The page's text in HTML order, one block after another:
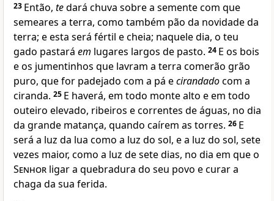
23 Então, tedará chuva sobre a semente com que
semeares a terra, como também pão da novidade da
terra; e esta será fértil e cheia; naquele dia, o teu
gado pastará em lugares largos de pasto. 24 E os bois
e os jumentinhos que lavram a terra comerão grão
puro, que for padejado com a pá ecirandadocom a
ciranda. 25 E haverá, em todo monte alto e em todo
outeiro elevado, ribeiros e correntes de águas, no dia
da grande matança, quando caírem as torres. 26 E
será a luz da lua como a luz do sol, e a luz do sol, sete
vezes maior, como a luz de sete dias, no dia em que o
Senhor ligar a quebradura do seu povo e curar a
chaga da sua ferida.